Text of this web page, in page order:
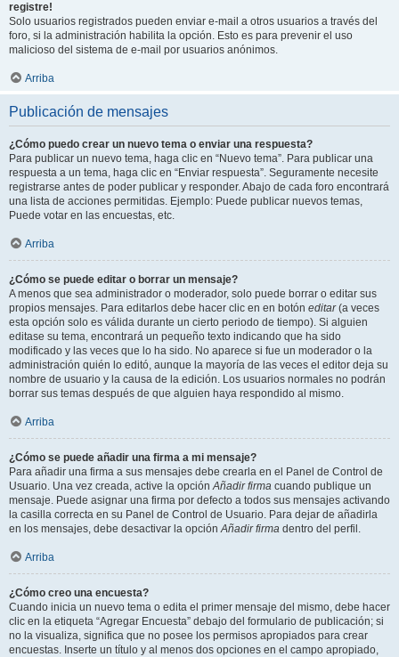
registre!
Solo usuarios registrados pueden enviar e-mail a otros usuarios a través del
foro, si la administración habilita la opción. Esto es para prevenir el uso
malicioso del sistema de e-mail por usuarios anónimos.
Arriba
Publicación de mensajes
¿Cómo puedo crear un nuevo tema o enviar una respuesta?
Para publicar un nuevo tema, haga clic en “Nuevo tema”. Para publicar una
respuesta a un tema, haga clic en “Enviar respuesta”. Seguramente necesite
registrarse antes de poder publicar y responder. Abajo de cada foro encontrará
una lista de acciones permitidas. Ejemplo: Puede publicar nuevos temas,
Puede votar en las encuestas, etc.
Arriba
¿Cómo se puede editar o borrar un mensaje?
A menos que sea administrador o moderador, solo puede borrar o editar sus
propios mensajes. Para editarlos debe hacer clic en en botón editar(a veces
esta opción solo es válida durante un cierto periodo de tiempo). Si alguien
editase su tema, encontrará un pequeño texto indicando que ha sido
modificado y las veces que lo ha sido. No aparece si fue un moderador o la
administración quién lo editó, aunque la mayoría de las veces el editor deja su
nombre de usuario y la causa de la edición. Los usuarios normales no podrán
borrar sus temas después de que alguien haya respondido al mismo.
Arriba
¿Cómo se puede añadir una firma a mi mensaje?
Para añadir una firma a sus mensajes debe crearla en el Panel de Control de
Usuario. Una vez creada, active la opciónAñadir firma cuando publique un
mensaje. Puede asignar una firma por defecto a todos sus mensajes activando
la casilla correcta en su Panel de Control de Usuario. Para dejar de añadirla
en los mensajes, debe desactivar la opciónAñadir firma dentro del perfil.
Arriba
¿Cómo creo una encuesta?
Cuando inicia un nuevo tema o edita el primer mensaje del mismo, debe hacer
clic en la etiqueta “Agregar Encuesta” debajo del formulario de publicación; si
no la visualiza, significa que no posee los permisos apropiados para crear
encuestas. Inserte un título y al menos dos opciones en el campo apropiado,